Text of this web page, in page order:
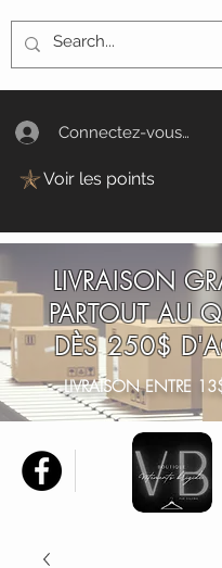
Connectez-vous/Log
Voir les points
LIVRAISON
PARTOUT AU
DÈS 250$
LIVRAISON ENTRE